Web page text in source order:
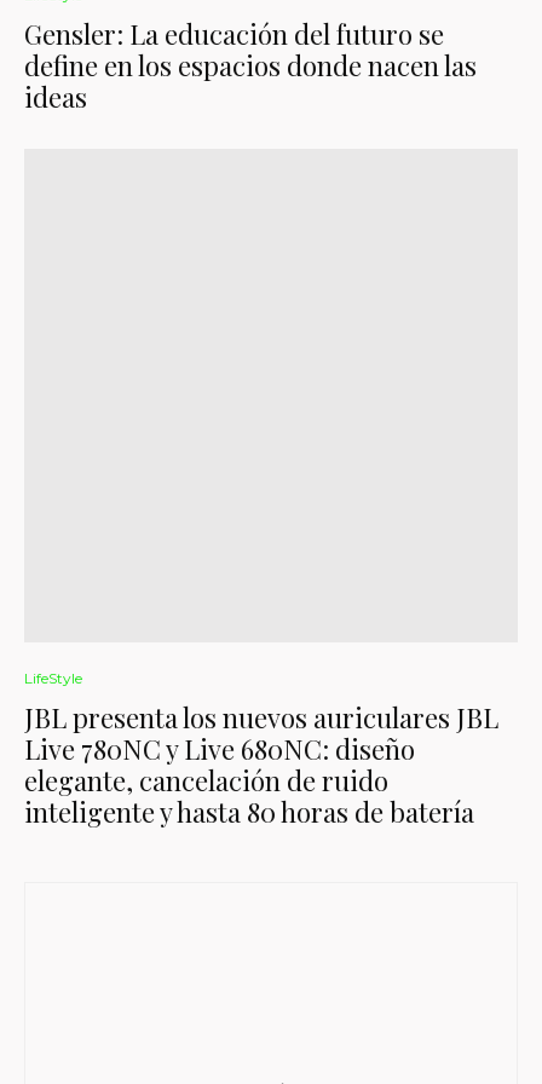
Gensler: La educación del futuro se
define en los espacios donde nacen las
ideas
LifeStyle
JBL presenta los nuevos auriculares JBL
Live 780NC y Live 680NC: diseño
elegante, cancelación de ruido
inteligente y hasta 80 horas de batería